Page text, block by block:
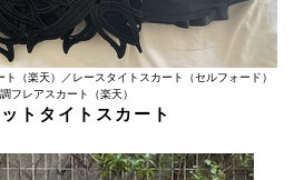
（楽天）／レースタイトスカート（セルフォード）
フレアスカート（楽天）
トタイトスカート